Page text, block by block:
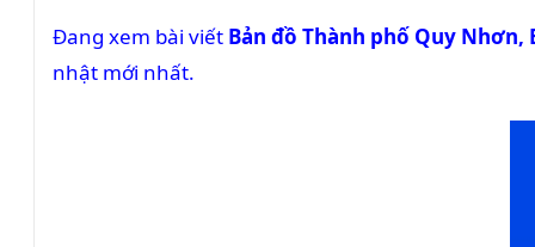
Đang xem bài viết Bản đồ Thành phố Quy Nhơn,
nhật mới nhất.